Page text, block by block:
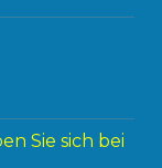
Sie sich bei